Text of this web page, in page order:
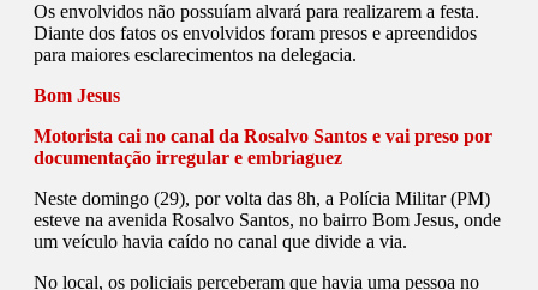
Os envolvidos não possuíam alvará para realizarem a festa.
Diante dos fatos os envolvidos foram presos e apreendidos
para maiores esclarecimentos na delegacia.
Bom Jesus
Motorista cai no canal da Rosalvo Santos e vai preso por
documentação irregular e embriaguez
Neste domingo (29), por volta das 8h, a Polícia Militar (PM)
esteve na avenida Rosalvo Santos, no bairro Bom Jesus, onde
um veículo havia caído no canal que divide a via.
No local, os policiais perceberam que havia uma pessoa no